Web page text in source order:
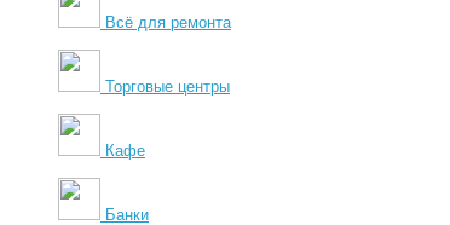
Всё для ремонта
Торговые центры
Кафе
Банки